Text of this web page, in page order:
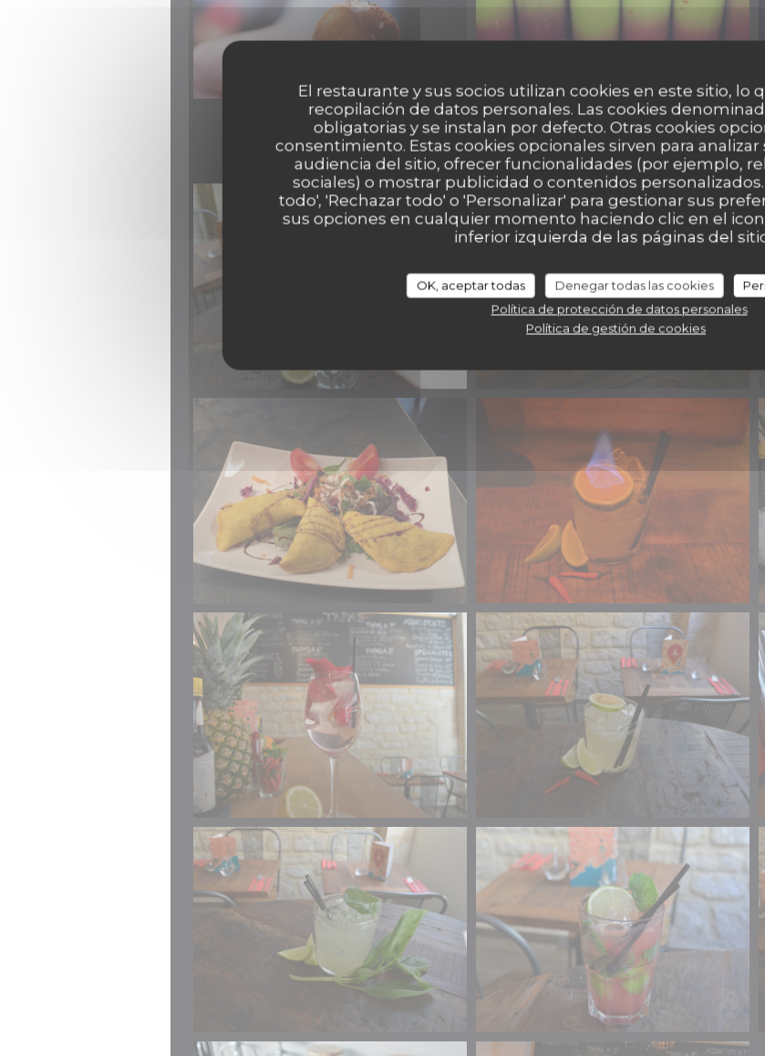
El restaurante y sus socios utilizan cookies en este sitio, lo
recopilación de datos personales. Las cookies
obligatorias y se instalan por defecto. Otras cookies
consentimiento. Estas cookies opcionales sirven para
audiencia del sitio, ofrecer funcionalidades (por ejemplo,
sociales) o mostrar publicidad o contenidos
todo', 'Rechazar todo' o 'Personalizar' para gestionar sus
sus opciones en cualquier momento haciendo clic en el
inferior izquierda de las páginas del
OK, aceptar todas Denegar todas las cookies
Política de protección de datos personales
Política de gestión de cookies
Quelques cocktails